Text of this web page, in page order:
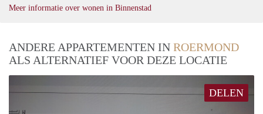
Meer informatie over wonen in Binnenstad
ANDERE APPARTEMENTEN IN ROERMOND
ALS ALTERNATIEF VOOR DEZE LOCATIE
DELEN